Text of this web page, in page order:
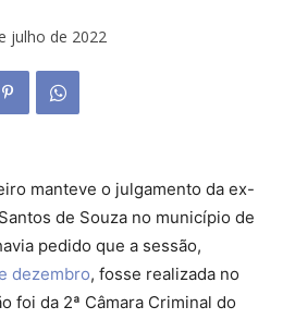
julho de 2022
manteve o julgamento da ex-
de Souza no município de
pedido que a sessão,
dezembro, fosse realizada no
foi da 2ª Câmara Criminal do